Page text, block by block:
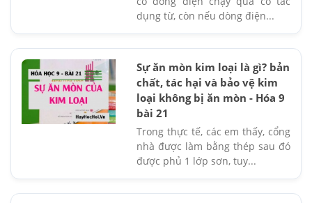
dụng từ, còn nếu dòng điện...
Sự ăn mòn kim loại là gì? bản
chất, tác hại và bảo vệ kim
loại không bị ăn mòn - Hóa 9
bài 21
Trong thực tế, các em thấy, cổng
nhà được làm bằng thép sau đó
được phủ 1 lớp sơn, tuy...